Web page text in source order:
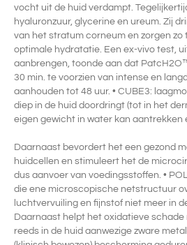
vocht uit de huid verdampt.
hyaluronzuur, glycerine en ureum. Zij
van het stratum corneum en zorgen zo
optimale hydratatie. Een ex-vivo test,
aanbrengen, toonde aan dat
30 min. te voorzien van intense en
aanhouden tot 48 uur. • CUBE3:
diep in de huid doordringt (tot in het
eigen gewicht in water kan aantrekken
Daarnaast bevordert het een gezond
huidcellen en stimuleert het de
dus aanvoer van voedingsstoffen. •
die ene microscopische netstructuur
luchtvervuiling en fijnstof niet meer in
Daarnaast helpt het oxidatieve
reeds in de huid aanwezige zware